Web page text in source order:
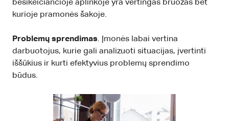
besikeičiančioje aplinkoje yra vertingas bruožas bet
kurioje pramonės šakoje.
Problemų sprendimas. Įmonės labai vertina
darbuotojus, kurie gali analizuoti situacijas, įvertinti
iššūkius ir kurti efektyvius problemų sprendimo
būdus.